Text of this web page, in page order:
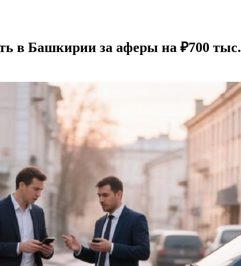
в Башкирии за аферы на ₽700 тыс.